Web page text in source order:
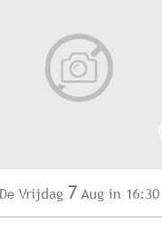
De Vrijdag 7 Aug in 16:30